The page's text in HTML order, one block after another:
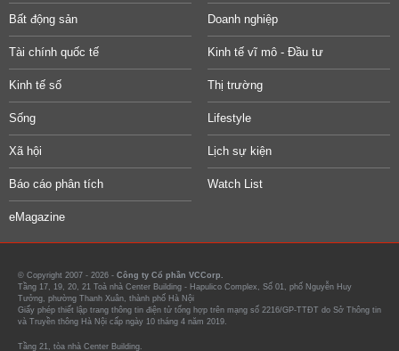
Bất động sản Doanh nghiệp
Tài chính quốc tế Kinh tế vĩ mô - Đầu tư
Kinh tế số Thị trường
Sống Lifestyle
Xã hội Lịch sự kiện
Báo cáo phân tích Watch List
eMagazine
© Copyright 2007 - 2026 - Công ty Cổ phần VCCorp.
Tầng 17, 19, 20, 21 Toà nhà Center Building - Hapulico Complex, Số 01, phố Nguyễn Huy
Tưởng, phường Thanh Xuân, thành phố Hà Nội
Giấy phép thiết lập trang thông tin điện tử tổng hợp trên mạng số 2216/GP-TTĐT do Sở Thông tin
và Truyền thông Hà Nội cấp ngày 10 tháng 4 năm 2019.
Tầng 21, tòa nhà Center Building.